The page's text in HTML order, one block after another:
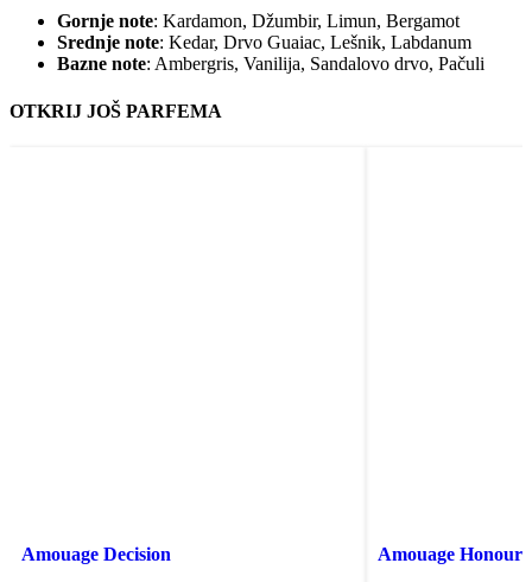
Gornje note: Kardamon, Džumbir, Limun, Bergamot
Srednje note: Kedar, Drvo Guaiac, Lešnik, Labdanum
Bazne note: Ambergris, Vanilija, Sandalovo drvo, Pačuli
OTKRIJ JOŠ PARFEMA
product
Amouage Decision
product
Amouage Honour